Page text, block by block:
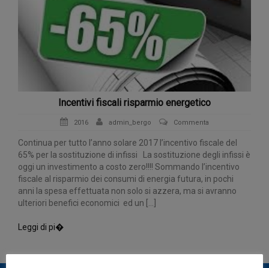
Incentivi fiscali risparmio energetico
2016 admin_bergo Commenta
Continua per tutto l’anno solare 2017 l’incentivo fiscale del
65% per la sostituzione di infissi La sostituzione degli infissi è
oggi un investimento a costo zero!!!! Sommando l’incentivo
fiscale al risparmio dei consumi di energia futura, in pochi
anni la spesa effettuata non solo si azzera, ma si avranno
ulteriori benefici economici ed un […]
Leggi di pi�